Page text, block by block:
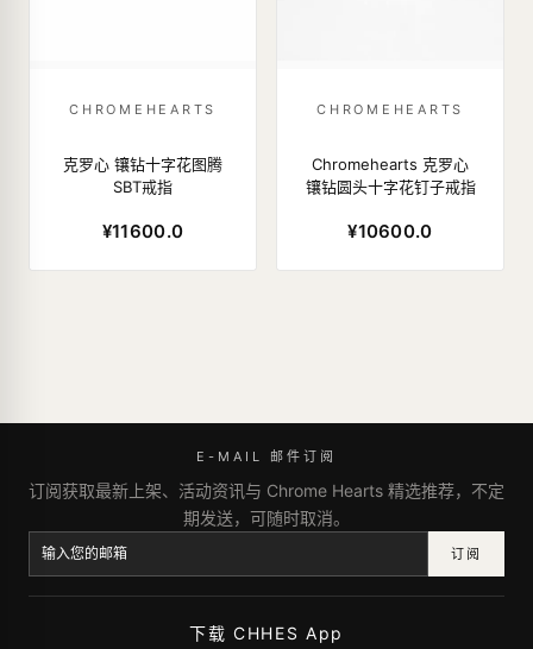
CHROMEHEARTS
克罗心 镶钻十字花图腾
SBT戒指
¥11600.0
CHROMEHEARTS
Chromehearts 克罗心
镶钻圆头十字花钉子戒指
¥10600.0
E-MAIL 邮件订阅
订阅获取最新上架、活动资讯与 Chrome Hearts 精选推荐，不定
期发送，可随时取消。
订阅
下载 CHHES App